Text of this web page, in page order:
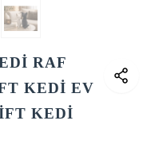
RAF
KEDİ EV
KEDİ